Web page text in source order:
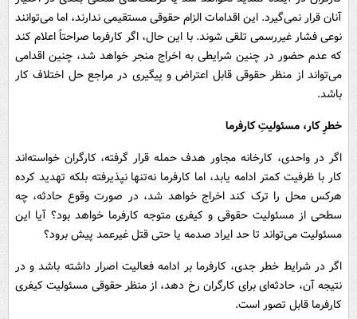
آنان قرار نمی‌گیرد. این اقدامات الزام حقوقی مستقیمی ندارند، اما می‌توانند
نوعی فشار غیررسمی تلقی شوند. با این حال، اگر کارفرما صراحتاً اعلام کند
که‌ عدم حضور در چنین شرایطی به اخراج منجر خواهد شد، چنین اقدامی
می‌تواند از منظر حقوقی قابل اعتراض و پیگیری در مراجع حل اختلاف کار
باشد.
خطرِ کار، مسئولیتِ کارفرما
اگر در واحدی، کارخانه مجاور هدف حمله قرار گرفته، کارگران خواسته‌اند
کار با ظرفیت کمتر ادامه یابد، اما کارفرما نه‌تنها نپذیرفته بلکه تهدید کرده
هرکس محل را ترک کند اخراج خواهد شد، در صورت وقوع حادثه، چه
سطحی از مسئولیت حقوقی و کیفری متوجه کارفرما خواهد بود؟ آیا این
مسئولیت می‌تواند تا حد ایراد صدمه یا حتی قتل غیرعمد پیش برود؟
اگر در شرایط خطر جدی، کارفرما بر ادامه فعالیت اصرار داشته باشد و در
نتیجه آن، حادثه‌ای برای کارگران رخ دهد، از منظر حقوقی مسئولیت کیفری
کارفرما قابل تصور است.